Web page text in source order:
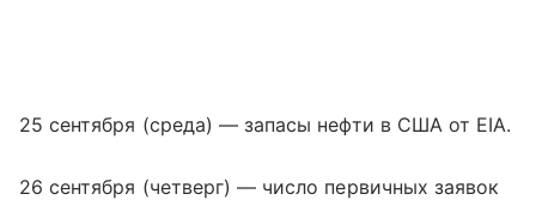
25 сентября (среда) — запасы нефти в США от EIA.
26 сентября (четверг) — число первичных заявок